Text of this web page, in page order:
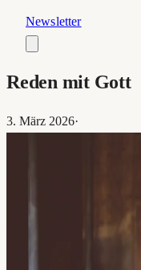
Newsletter
Reden mit Gott
3. März 2026·